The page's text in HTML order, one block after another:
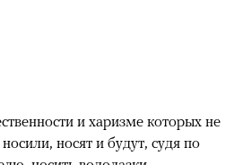
и харизме которых не
носят и будут, судя по